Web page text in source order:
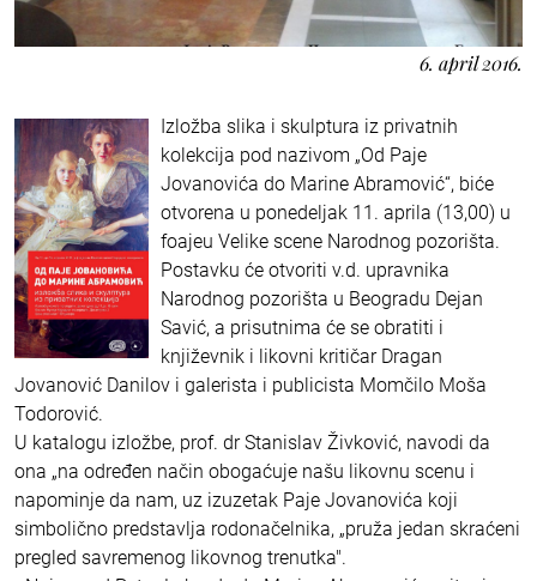
6. april 2016.
Izložba slika i skulptura iz privatnih
kolekcija pod nazivom „Od Paje
Jovanovića do Marine Abramović“, biće
otvorena u ponedeljak 11. aprila (13,00) u
foajeu Velike scene Narodnog pozorišta.
Postavku će otvoriti v.d. upravnika
Narodnog pozorišta u Beogradu Dejan
Savić, a prisutnima će se obratiti i
književnik i likovni kritičar Dragan
Jovanović Danilov i galerista i publicista Momčilo Moša
Todorović.
U katalogu izložbe, prof. dr Stanislav Živković, navodi da
ona „na određen način obogaćuje našu likovnu scenu i
napominje da nam, uz izuzetak Paje Jovanovića koji
simbolično predstavlja rodonačelnika, „pruža jedan skraćeni
pregled savremenog likovnog trenutka".